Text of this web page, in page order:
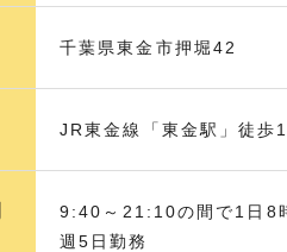
千葉県東金市押堀42
JR東金線「東金駅」徒歩
9:40～21:10の間で1日8
週5日勤務